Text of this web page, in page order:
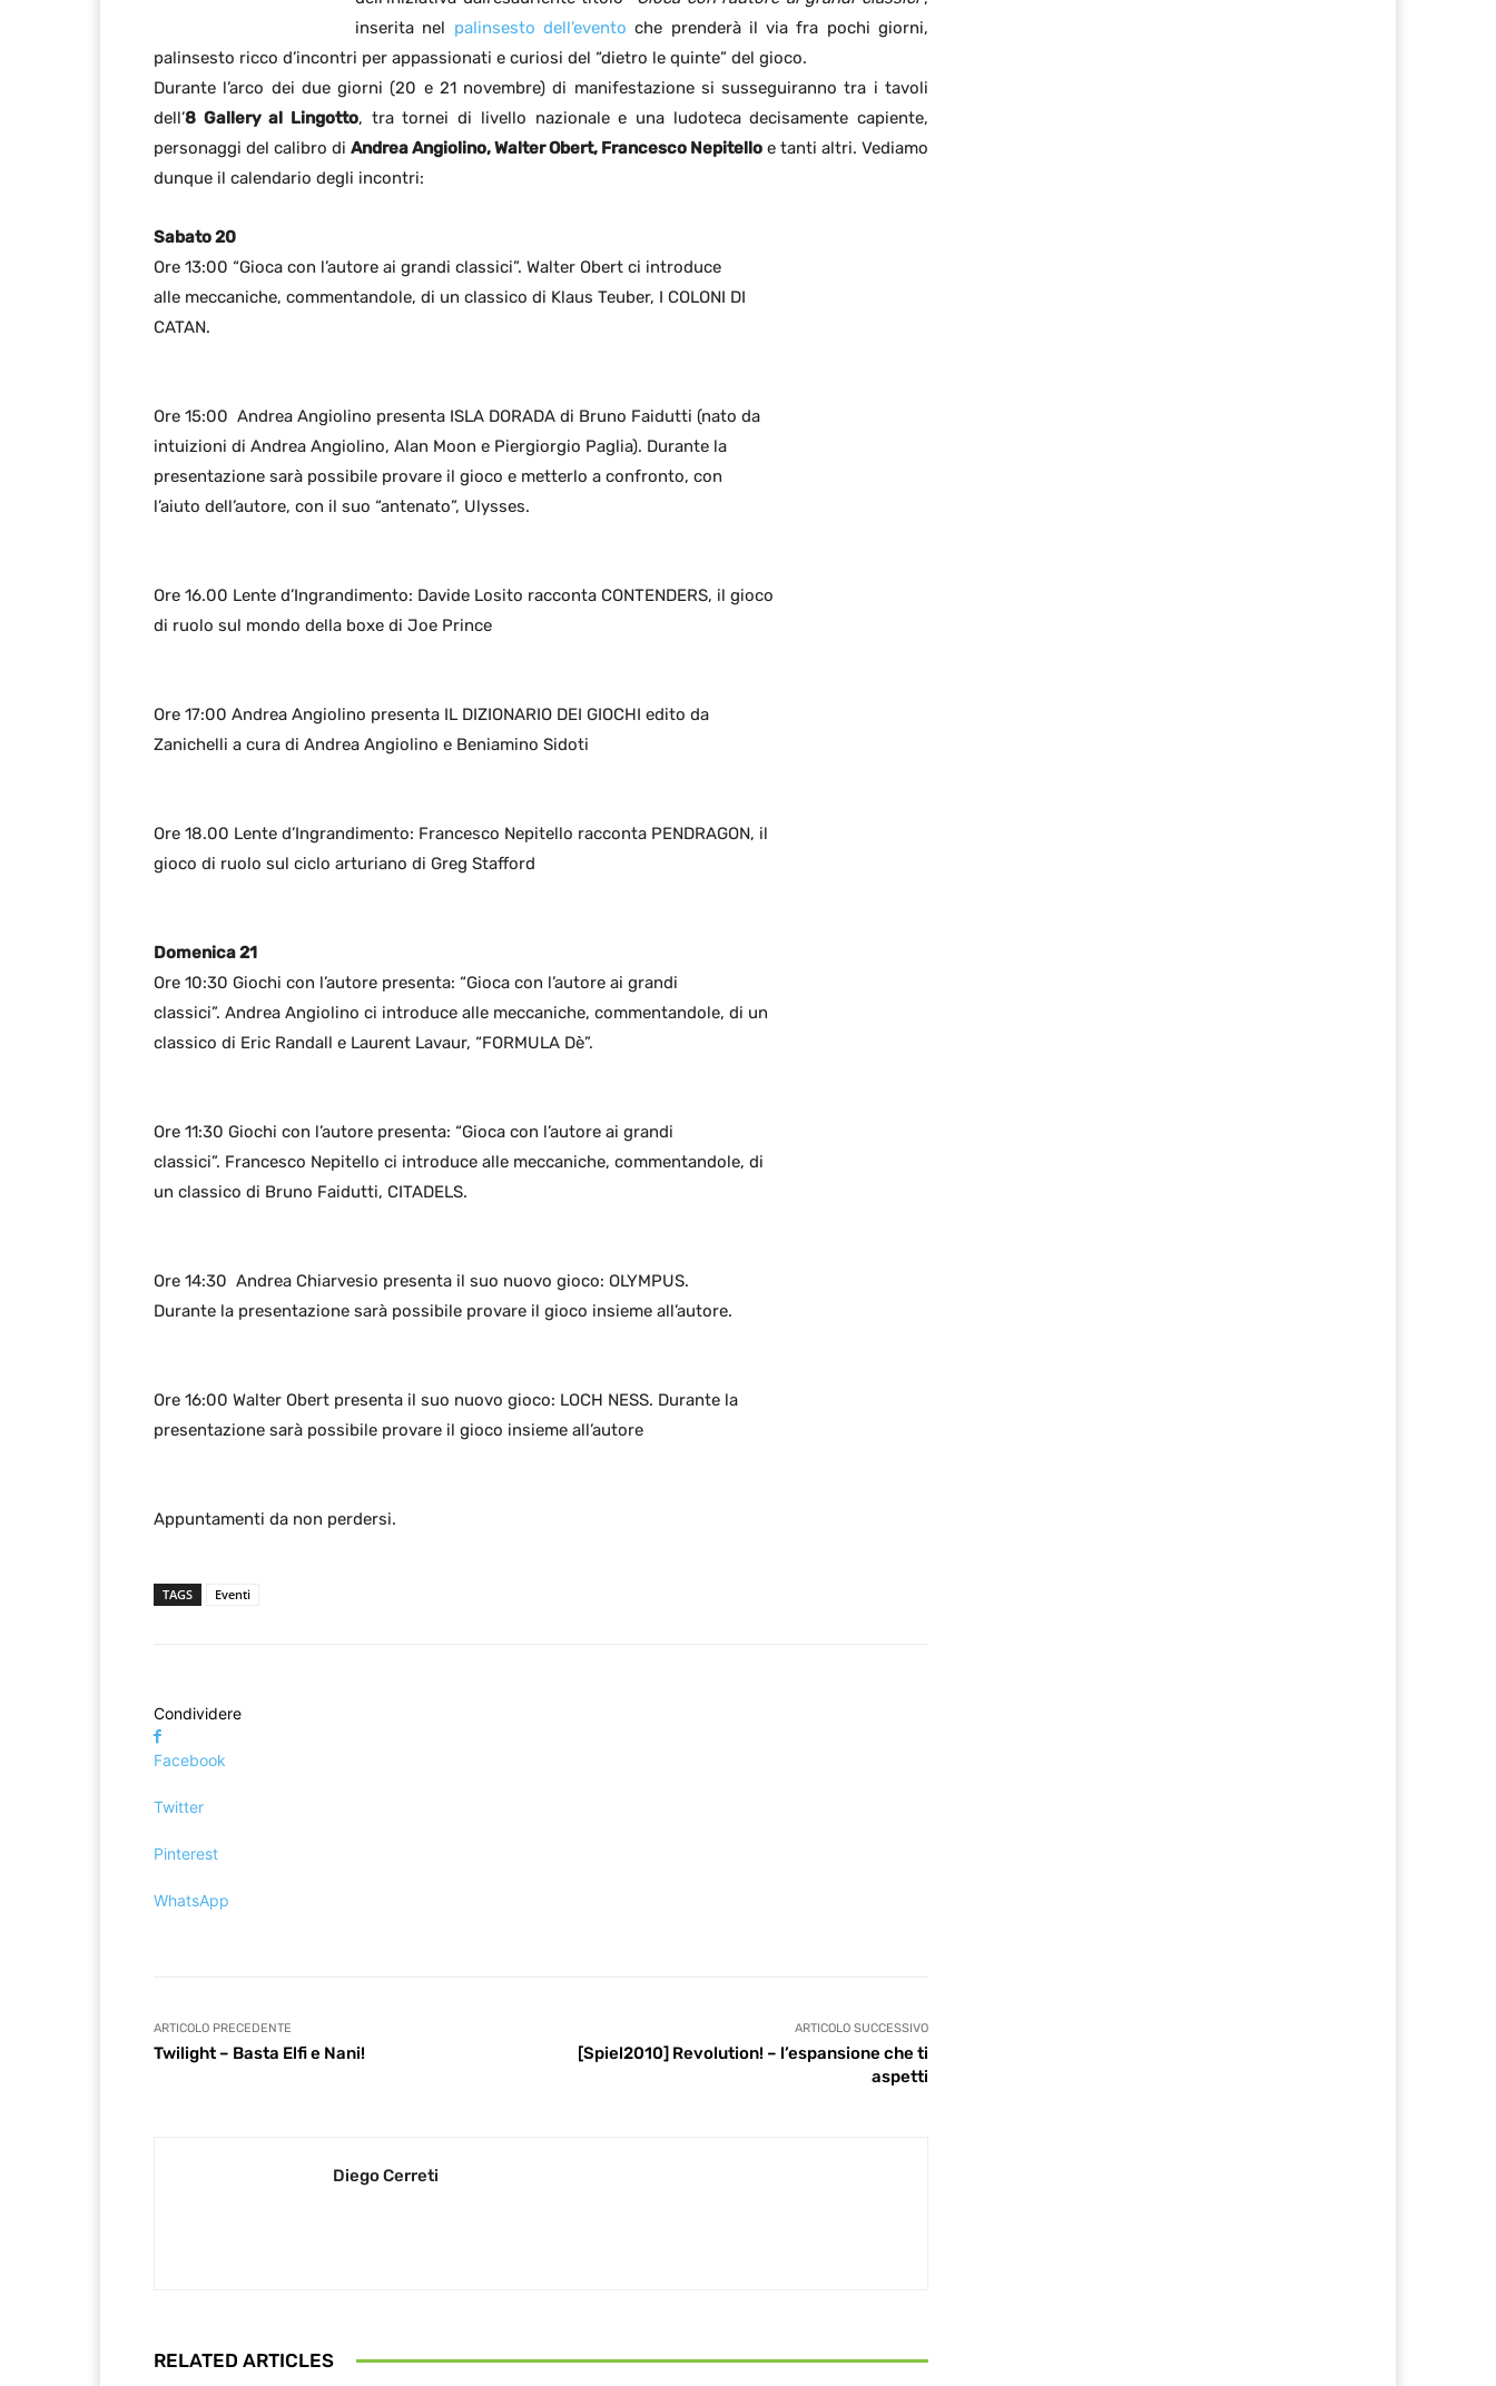
inserita nel palinsesto dell’evento che prenderà il via fra pochi giorni,
palinsesto ricco d’incontri per appassionati e curiosi del “dietro le quinte” del gioco.
Durante l’arco dei due giorni (20 e 21 novembre) di manifestazione si susseguiranno tra i tavoli
dell’8 Gallery al Lingotto, tra tornei di livello nazionale e una ludoteca decisamente capiente,
personaggi del calibro di Andrea Angiolino, Walter Obert, Francesco Nepitello e tanti altri. Vediamo
dunque il calendario degli incontri:
Sabato 20
Ore 13:00 “Gioca con l’autore ai grandi classici”. Walter Obert ci introduce
alle meccaniche, commentandole, di un classico di Klaus Teuber, I COLONI DI
CATAN.
Ore 15:00 Andrea Angiolino presenta ISLA DORADA di Bruno Faidutti (nato da
intuizioni di Andrea Angiolino, Alan Moon e Piergiorgio Paglia). Durante la
presentazione sarà possibile provare il gioco e metterlo a confronto, con
l’aiuto dell’autore, con il suo “antenato”, Ulysses.
Ore 16.00 Lente d’Ingrandimento: Davide Losito racconta CONTENDERS, il gioco
di ruolo sul mondo della boxe di Joe Prince
Ore 17:00 Andrea Angiolino presenta IL DIZIONARIO DEI GIOCHI edito da
Zanichelli a cura di Andrea Angiolino e Beniamino Sidoti
Ore 18.00 Lente d’Ingrandimento: Francesco Nepitello racconta PENDRAGON, il
gioco di ruolo sul ciclo arturiano di Greg Stafford
Domenica 21
Ore 10:30 Giochi con l’autore presenta: “Gioca con l’autore ai grandi
classici”. Andrea Angiolino ci introduce alle meccaniche, commentandole, di un
classico di Eric Randall e Laurent Lavaur, “FORMULA Dè”.
Ore 11:30 Giochi con l’autore presenta: “Gioca con l’autore ai grandi
classici”. Francesco Nepitello ci introduce alle meccaniche, commentandole, di
un classico di Bruno Faidutti, CITADELS.
Ore 14:30 Andrea Chiarvesio presenta il suo nuovo gioco: OLYMPUS.
Durante la presentazione sarà possibile provare il gioco insieme all’autore.
Ore 16:00 Walter Obert presenta il suo nuovo gioco: LOCH NESS. Durante la
presentazione sarà possibile provare il gioco insieme all’autore
Appuntamenti da non perdersi.
TAGS Eventi
Condividere
Facebook
Twitter
Pinterest
WhatsApp
ARTICOLO PRECEDENTE
Twilight – Basta Elfi e Nani!
ARTICOLO SUCCESSIVO
[Spiel2010] Revolution! – l’espansione che ti
aspetti
Diego Cerreti
RELATED ARTICLES